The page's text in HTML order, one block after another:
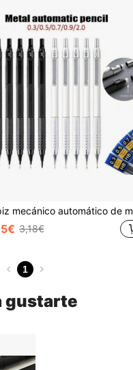
3,18€
1
gustarte